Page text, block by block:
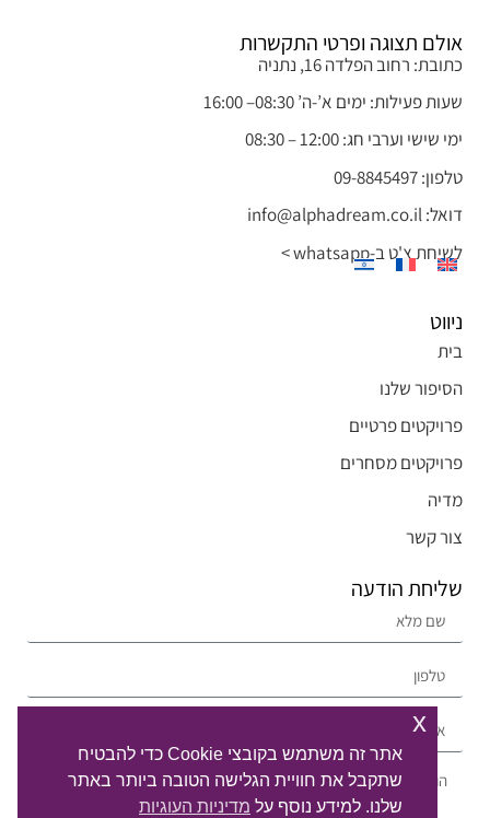
אולם תצוגה ופרטי התקשרות
כתובת: רחוב הפלדה 16, נתניה
שעות פעילות: ימים א’-ה’ 08:30– 16:00
ימי שישי וערבי חג: 12:00 – 08:30
טלפון: 09-8845497
דואל: info@alphadream.co.il
לשיחת צ'ט ב-whatsapp >
ניווט
בית
הסיפור שלנו
פרויקטים פרטיים
פרויקטים מסחרים
מדיה
צור קשר
שליחת הודעה
אתר זה משתמש בקובצי Cookie כדי להבטיח
שתקבל את חוויית הגלישה הטובה ביותר באתר
שלנו. למידע נוסף על מדיניות העוגיות
x